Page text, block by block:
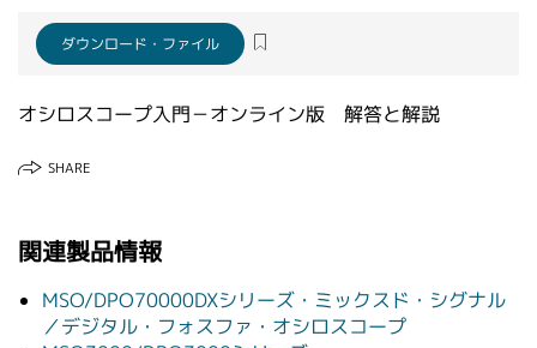
VIỆT NAM
ダウンロード・ファイル
オシロスコープ入門－オンライン版 解答と解説
SHARE
関連製品情報
MSO/DPO70000DXシリーズ・ミックスド・シグナル
／デジタル・フォスファ・オシロスコープ